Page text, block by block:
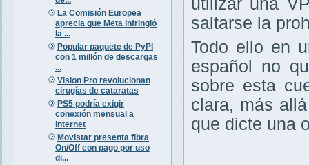
La Comisión Europea
aprecia que Meta infringió
la ...
Popular paquete de PyPI
con 1 millón de descargas
...
Vision Pro revolucionan
cirugías de cataratas
PS5 podría exigir
conexión mensual a
internet
Movistar presenta fibra
On/Off con pago por uso
di...
utilizar una
saltarse la
Todo ello en
español no
sobre esta
clara, más
que dicte una